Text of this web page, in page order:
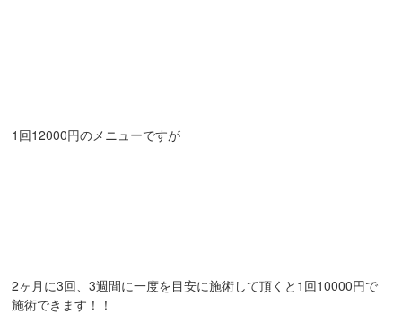
1回12000円のメニューですが
2ヶ月に3回、3週間に一度を目安に施術して頂くと1回10000円で
施術できます！！